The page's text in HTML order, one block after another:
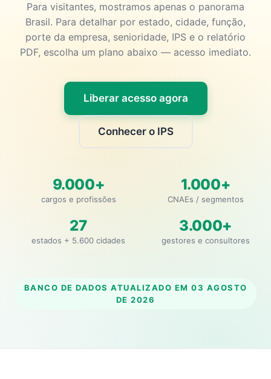
Para visitantes, mostramos apenas o panorama
Brasil. Para detalhar por estado, cidade, função,
porte da empresa, senioridade, IPS e o relatório
PDF, escolha um plano abaixo — acesso imediato.
Liberar acesso agora
Conhecer o IPS
9.000+
cargos e profissões
1.000+
CNAEs / segmentos
27
estados + 5.600 cidades
3.000+
gestores e consultores
BANCO DE DADOS ATUALIZADO EM 03 AGOSTO
DE 2026